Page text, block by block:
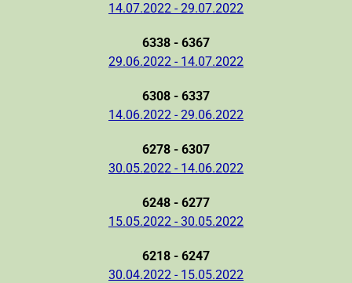
14.07.2022 - 29.07.2022
6338 - 6367
29.06.2022 - 14.07.2022
6308 - 6337
14.06.2022 - 29.06.2022
6278 - 6307
30.05.2022 - 14.06.2022
6248 - 6277
15.05.2022 - 30.05.2022
6218 - 6247
30.04.2022 - 15.05.2022